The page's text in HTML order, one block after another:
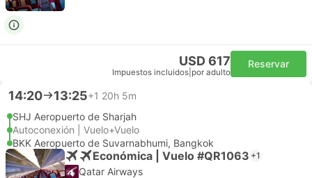
USD 617
Impuestos incluidos por adulto
Reservar
14:20 13:25+1 20h 5m
SHJ Aeropuerto de Sharjah
Autoconexión | Vuelo+Vuelo
BKK Aeropuerto de Suvarnabhumi, Bangkok
Económica | Vuelo #QR1063 +1
Qatar Airways